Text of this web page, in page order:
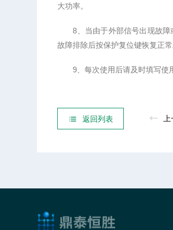
大功率。
8、当由于外部信号出现故障
故障排除后按保护复位键恢复正常
9、每次使用后请及时填写使用
返回列表